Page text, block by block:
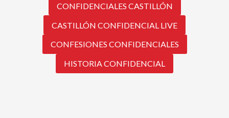
CONFIDENCIALES CASTILLÓN
CASTILLÓN CONFIDENCIAL LIVE
CONFESIONES CONFIDENCIALES
HISTORIA CONFIDENCIAL